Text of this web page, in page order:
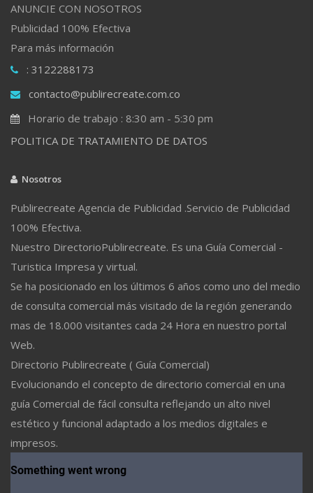
ANUNCIE CON NOSOTROS
Publicidad 100% Efectiva
Para más información
: 3122288173
contacto@publirecreate.com.co
Horario de trabajo : 8:30 am - 5:30 pm
POLITICA DE TRATAMIENTO DE DATOS
Nosotros
Publirecreate Agencia de Publicidad .Servicio de Publicidad
100% Efectiva.
Nuestro DirectorioPublirecreate. Es una Guía Comercial -
Turistica Impresa y virtual.
Se ha posicionado en los últimos 6 años como uno del medio
de consulta comercial más visitado de la región generando
mas de 18.000 visitantes cada 24 Hora en nuestro portal
Web.
Directorio Publirecreate ( Guía Comercial)
Evolucionando el concepto de directorio comercial en una
guía Comercial de fácil consulta reflejando un alto nivel
estético y funcional adaptado a los medios digitales e
impresos.